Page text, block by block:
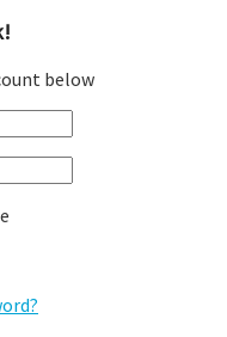
below